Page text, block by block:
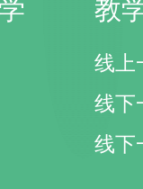
教
线上
线下
线下